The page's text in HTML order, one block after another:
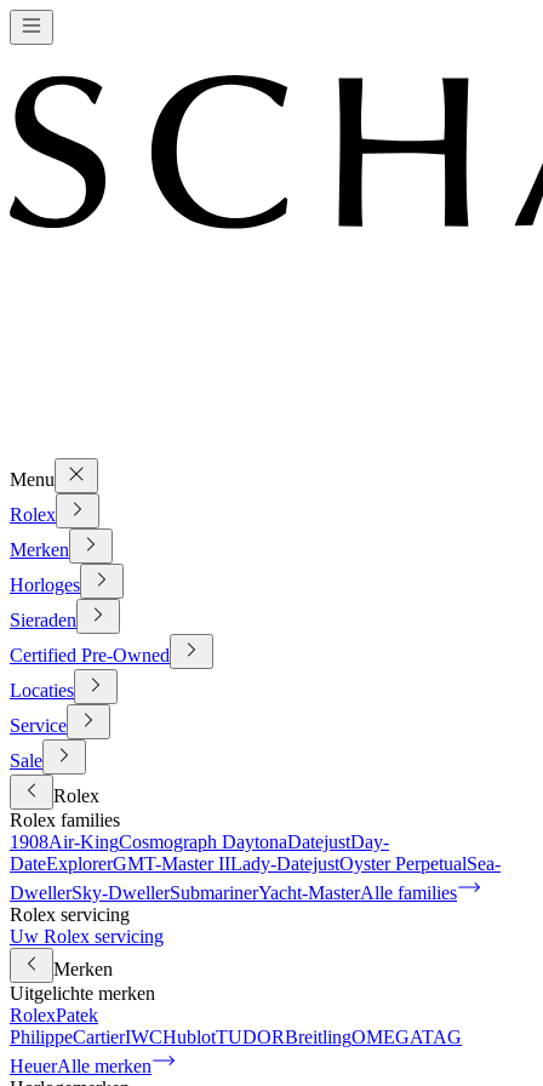
Menu
Rolex
Merken
Horloges
Sieraden
Certified Pre-Owned
Locaties
Service
Sale
Rolex
Rolex families
1908Air-KingCosmograph DaytonaDatejustDay-
DateExplorerGMT-Master IILady-DatejustOyster PerpetualSea-
DwellerSky-DwellerSubmarinerYacht-MasterAlle families
Rolex servicing
Uw Rolex servicing
Merken
Uitgelichte merken
RolexPatek
PhilippeCartierIWCHublotTUDORBreitlingOMEGATAG
HeuerAlle merken